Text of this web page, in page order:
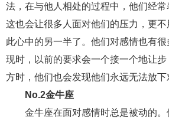
失恋挽救
十二生肖 分手复合 梦
异地恋 明星 气质
挽留前任
挽回老公 产检 家庭暴
法，在与他人相处的过程中，他们经常
这也会让很多人面对他们的压力，更
此心中的另一半了。他们对感情也有
现时，以前的要求会一个接一个地让
方时，他们也会发现他们永远无法放下
No.2金牛座
金牛座在面对感情时总是被动的。